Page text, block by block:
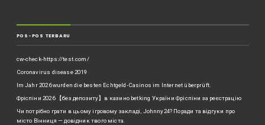
POS-POS TERBARU
cw-check-https://test.com/
Coronavirus disease 2019
Im Jahr 2026 wurden die besten Echtgeld-Casinos im Internet überprüft.
Фріспіни 2026 【без депозиту】в казино betking України ️Фріспіни за реєстрацію
Чи потрібно грати в цьому ігровому закладі, Johnny24? Поради та відгуки про
місто Вінниця — довідник твого міста.